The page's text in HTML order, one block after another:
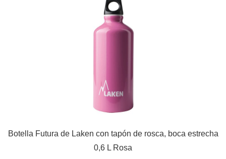
Botella Futura de Laken con tapón de rosca, boca estrecha
0,6 L Rosa